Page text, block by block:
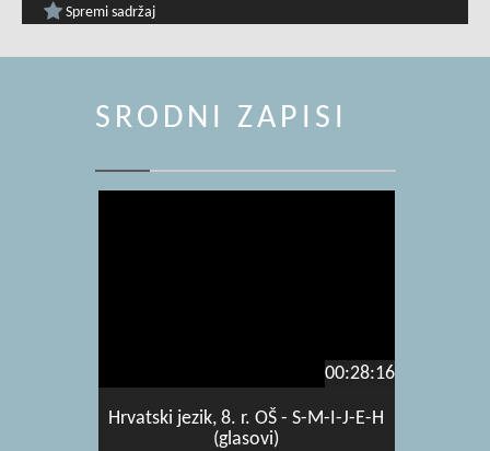
Spremi sadržaj
SRODNI ZAPISI
00:28:16
Hrvatski jezik, 8. r. OŠ - S-M-I-J-E-H
(glasovi)